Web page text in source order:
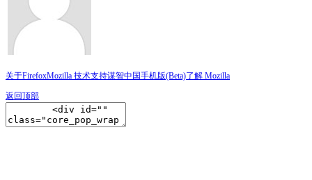
关于FirefoxMozilla 技术支持谋智中国手机版(Beta)了解 Mozilla
返回顶部